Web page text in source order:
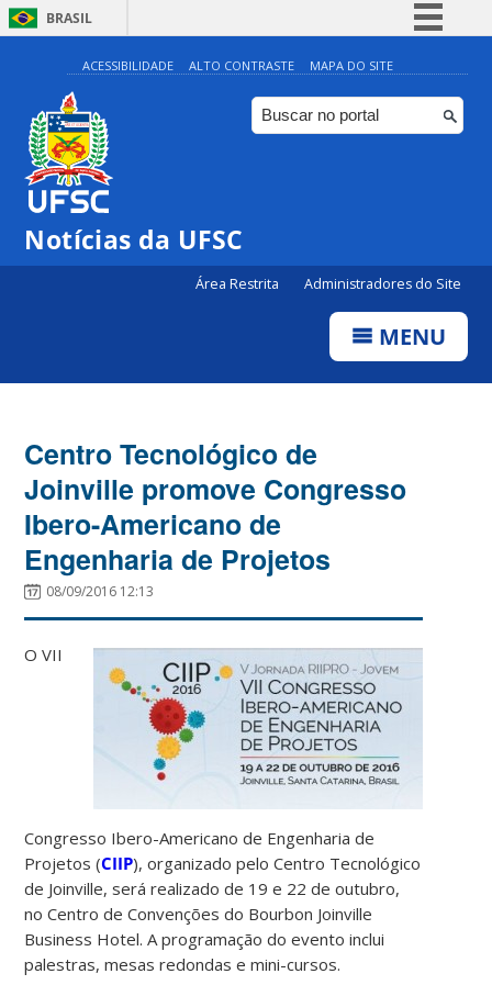
BRASIL
Simplifique!
Comunica BR
Participe
ACESSIBILIDADE ALTO CONTRASTE MAPA DO SITE
Notícias da UFSC
Área Restrita Administradores do Site
MENU
Centro Tecnológico de
Joinville promove Congresso
Ibero-Americano de
Engenharia de Projetos
08/09/2016 12:13
O VII
Congresso Ibero-Americano de Engenharia de
Projetos (CIIP), organizado pelo Centro Tecnológico
de Joinville, será realizado de 19 e 22 de outubro,
no Centro de Convenções do Bourbon Joinville
Business Hotel. A programação do evento inclui
palestras, mesas redondas e mini-cursos.